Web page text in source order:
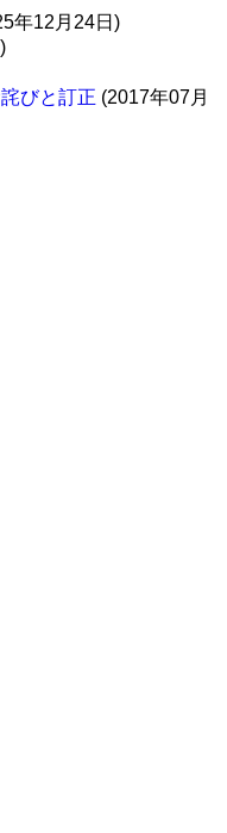
年12月24日)
びと訂正 (2017年07月